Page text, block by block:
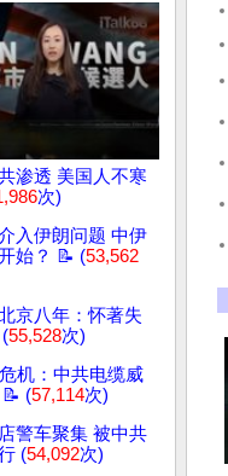
渗透 美国人不寒
次)
入伊朗问题 中伊
始？ 📝 (53,562
京八年：怀著失
55,528次)
机：中共电缆威
(57,114次)
警车聚集 被中共
(54,092次)